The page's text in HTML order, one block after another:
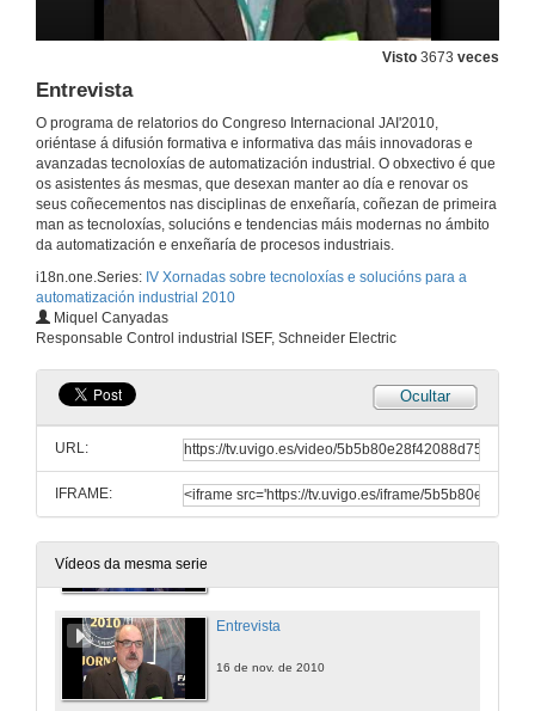
Visto 3673 veces
Entrevista
O programa de relatorios do Congreso Internacional JAI'2010,
oriéntase á difusión formativa e informativa das máis innovadoras e
avanzadas tecnoloxías de automatización industrial. O obxectivo é que
os asistentes ás mesmas, que desexan manter ao día e renovar os
seus coñecementos nas disciplinas de enxeñaría, coñezan de primeira
man as tecnoloxías, solucións e tendencias máis modernas no ámbito
da automatización e enxeñaría de procesos industriais.
i18n.one.Series: IV Xornadas sobre tecnoloxías e solucións para a
automatización industrial 2010
Miquel Canyadas
Responsable Control industrial ISEF, Schneider Electric
Ocultar
URL:
IFRAME:
Vídeos da mesma serie
15 de nov. de 2010
15 de nov. de 2010
Solucións para o segmento da auga
15 de nov. de 2010
16 de nov. de 2010
16 de nov. de 2010
Aparamenta de baixa tensión e eficiencia enerxética
Entrevista
16 de nov. de 2010